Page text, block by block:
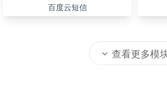
百度云短信
查看更多模